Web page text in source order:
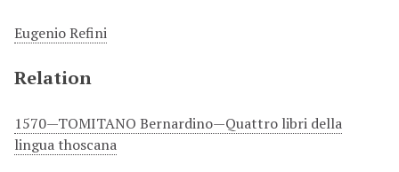
Eugenio Refini
Relation
1570—TOMITANO Bernardino—Quattro libri della
lingua thoscana